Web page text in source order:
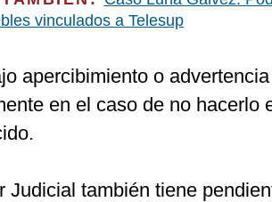
vinculados a Telesup
apercibimiento o
en el caso de no hacerlo
Judicial también tiene